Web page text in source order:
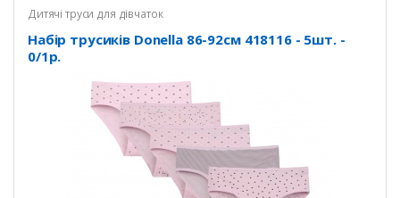
Дитячі труси для дівчаток
Набір трусиків Donella 86-92см 418116 - 5шт. -
0/1р.